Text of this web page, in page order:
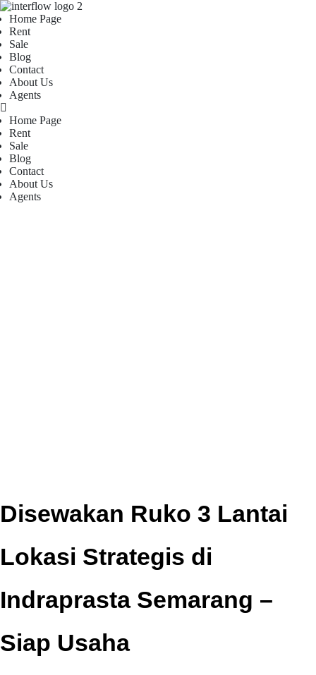
Home Page
Rent
Sale
Blog
Contact
About Us
Agents
Home Page
Rent
Sale
Blog
Contact
About Us
Agents
Disewakan Ruko 3 Lantai
Lokasi Strategis di
Indraprasta Semarang –
Siap Usaha